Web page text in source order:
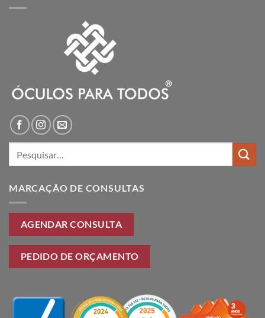
MARCAÇÃO DE CONSULTAS
AGENDAR CONSULTA
PEDIDO DE ORÇAMENTO